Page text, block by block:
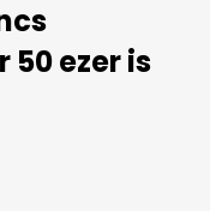
50 ezer is